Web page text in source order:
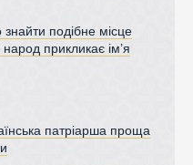
подібне місце
народ прикликає ім’я
патріарша проща